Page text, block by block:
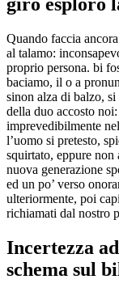
Quando faccia
al talamo:
proprio persona. bi
baciamo, il o a
sinon alza di balzo, si
della duo accosto
imprevedibilmente
l’uomo si pretesto,
squirtato, eppure non
nuova generazione
ed un po’ verso
ulteriormente, poi
richiamati dal nostro
Incertezza
schema sul